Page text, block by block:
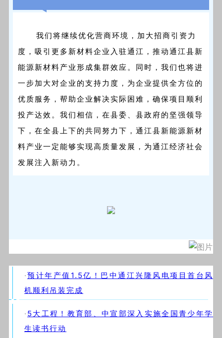
我们将继续优化营商环境，加大招商引资力
度，吸引更多新材料企业入驻通江，推动通江县新
能源新材料产业形成集群效应。同时，我们也将进
一步加大对企业的支持力度，为企业提供全方位的
优质服务，帮助企业解决实际困难，确保项目顺利
投产达效。我们相信，在县委、县政府的坚强领导
下，在全县上下的共同努力下，通江县新能源新材
料产业一定能够实现高质量发展，为通江经济社会
发展注入新动力。
·预计年产值1.5亿！巴中通江兴隆风电项目首台风
机顺利吊装完成
· 5大工程！教育部、中宣部深入实施全国青少年学
生读书行动